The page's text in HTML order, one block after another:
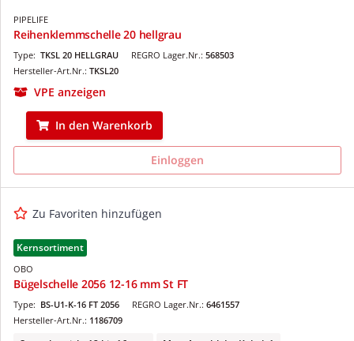
PIPELIFE
Reihenklemmschelle 20 hellgrau
REGRO Lager.Nr.: 568503
Type: TKSL 20 HELLGRAU
Hersteller-Art.Nr.: TKSL20
VPE anzeigen
In den Warenkorb
Einloggen
Zu Favoriten hinzufügen
Kernsortiment
OBO
Bügelschelle 2056 12-16 mm St FT
REGRO Lager.Nr.: 6461557
Type: BS-U1-K-16 FT 2056
Hersteller-Art.Nr.: 1186709